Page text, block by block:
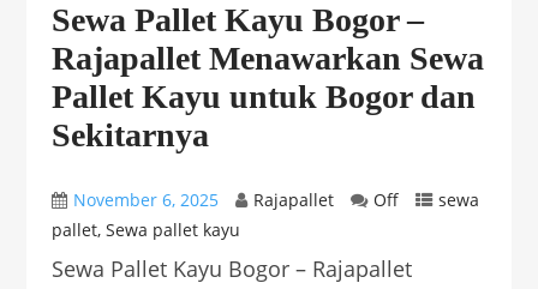
Sewa Pallet Kayu Bogor –
Rajapallet Menawarkan Sewa
Pallet Kayu untuk Bogor dan
Sekitarnya
November 6, 2025 Rajapallet Off
sewa
pallet, Sewa pallet kayu
Sewa Pallet Kayu Bogor – Rajapallet